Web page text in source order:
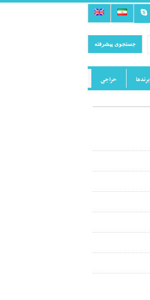
جستجوی پیشرفته
برندها حراجی